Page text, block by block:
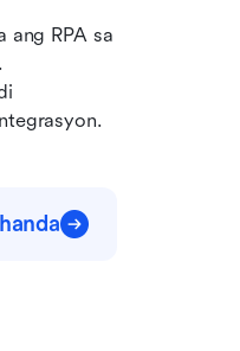
ang RPA sa